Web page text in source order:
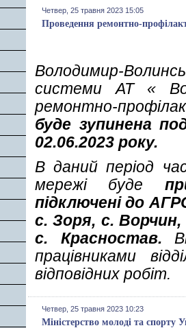
Четвер, 25 травня 2023 15:05
Проведення ремонтно-
Володимир-
системи АТ «
ремонтно-
буде зупинена
02.06.2023 року.
В даний період
мережі буде
підключені до
с. Зоря, с.
с. Красностав.
працівниками
відповідних робіт.
Четвер, 25 травня 2023 10:23
Міністерство молоді та спорту